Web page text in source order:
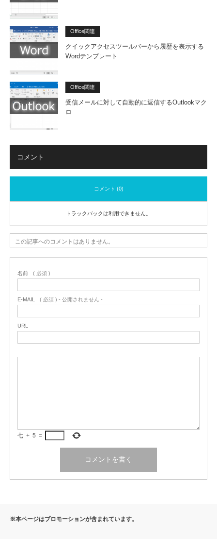
Office関連
クイックアクセスツールバーから履歴を表示する
Wordテンプレート
Office関連
受信メールに対して自動的に返信するOutlookマク
ロ
コメント
コメント (0)
トラックバックは利用できません。
この記事へのコメントはありません。
名前 ( 必須 )
E-MAIL ( 必須 ) - 公開されません -
URL
七 + 5 =
※本ページはプロモーションが含まれています。